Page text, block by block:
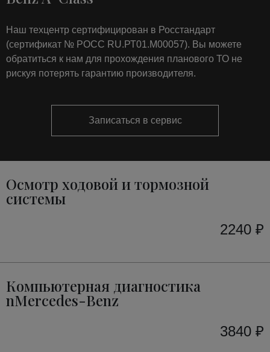
Наш техцентр сертифицирован в Росстандарт
(сертификат № РОСС RU.РТ01.М00057). Вы можете
обратиться к нам для прохождения планового ТО не
рискуя потерять гарантию производителя.
Записаться в сервис
Осмотр ходовой и тормозной
системы
2240 ₽
Компьютерная диагностика
nMercedes-Benz
3840 ₽